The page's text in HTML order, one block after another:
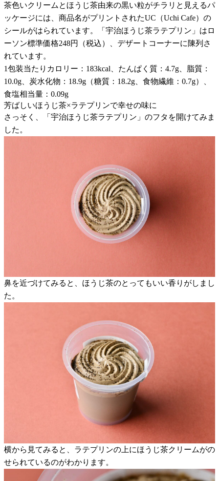
茶色いクリームとほうじ茶由来の黒い粒がチラリと見えるパ
ッケージには、商品名がプリントされたUC（Uchi Cafe）の
シールがはられています。「宇治ほうじ茶ラテプリン」はロ
ーソン標準価格248円（税込）、デザートコーナーに陳列さ
れています。
1包装当たりカロリー：183kcal、たんぱく質：4.7g、脂質：
10.0g、炭水化物：18.9g（糖質：18.2g、食物繊維：0.7g）、
食塩相当量：0.09g
芳ばしいほうじ茶×ラテプリンで幸せの味に
さっそく、「宇治ほうじ茶ラテプリン」のフタを開けてみま
した。
鼻を近づけてみると、ほうじ茶のとってもいい香りがしまし
た。
横から見てみると、ラテプリンの上にほうじ茶クリームがの
せられているのがわかります。